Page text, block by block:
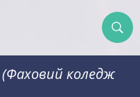
(Фаховий коледж